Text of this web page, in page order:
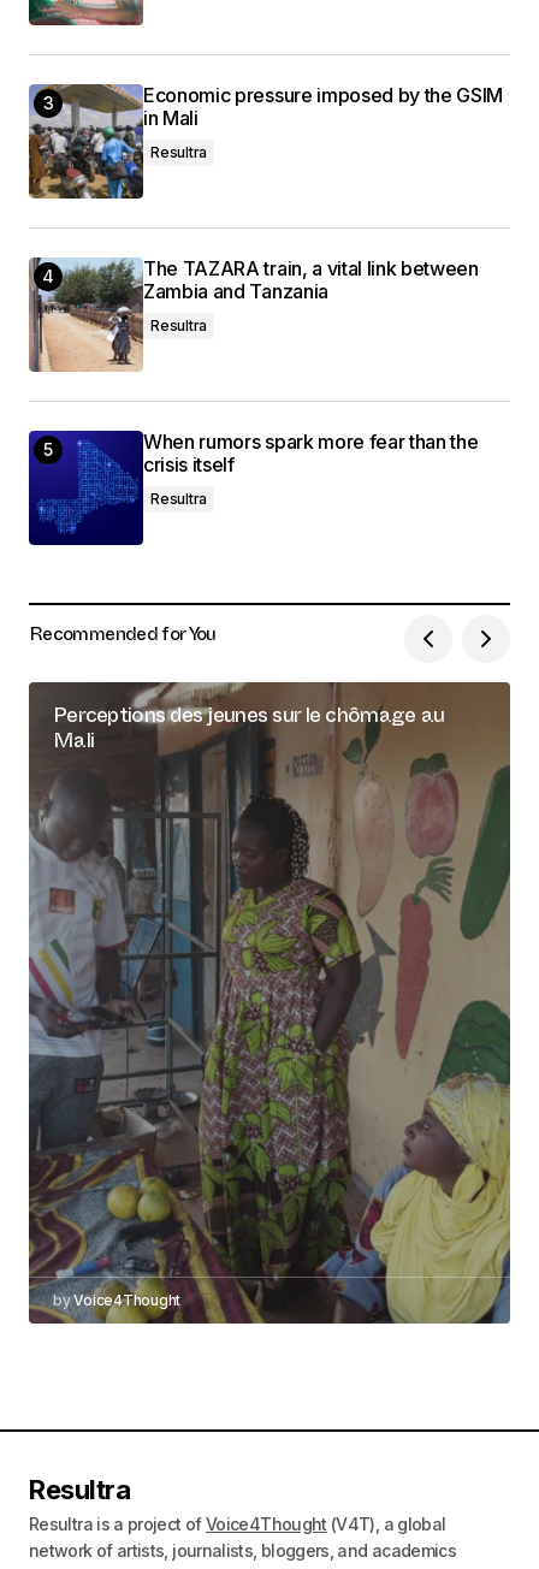
Economic pressure imposed by the GSIM
in Mali
Resultra
The TAZARA train, a vital link between
Zambia and Tanzania
Resultra
When rumors spark more fear than the
crisis itself
Resultra
Recommended for You
Perceptions des jeunes sur le chômage au
Mali
byVoice4Thought
Resultra
Resultra is a project ofVoice4Thought (V4T), a global
network of artists, journalists, bloggers, and academics